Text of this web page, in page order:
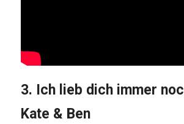
3. Ich lieb dich immer
Kate & Ben